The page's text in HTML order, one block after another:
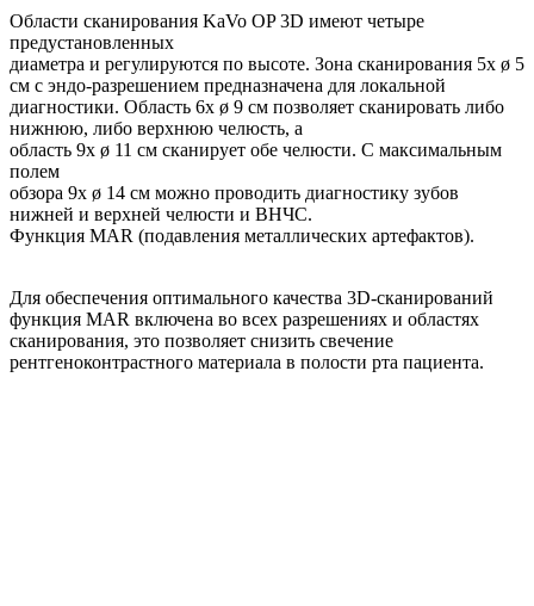
Области сканирования KaVo OP 3D имеют четыре
предустановленных
диаметра и регулируются по высоте. Зона сканирования 5x ø 5
см с эндо-разрешением предназначена для локальной
диагностики. Область 6x ø 9 см позволяет сканировать либо
нижнюю, либо верхнюю челюсть, а
область 9x ø 11 см сканирует обе челюсти. С максимальным
полем
обзора 9x ø 14 см можно проводить диагностику зубов
нижней и верхней челюсти и ВНЧС.
Функция MAR (подавления металлических артефактов).
Для обеспечения оптимального качества 3D-сканирований
функция MAR включена во всех разрешениях и областях
сканирования, это позволяет снизить свечение
рентгеноконтрастного материала в полости рта пациента.